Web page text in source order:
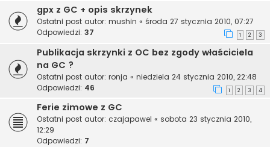
gpx z GC + opis skrzynek
Ostatni post autor: mushin « środa 27 stycznia 2010, 07:27
Odpowiedzi: 37 1 2 3
Publikacja skrzynki z OC bez zgody właściciela
na GC ?
Ostatni post autor: ronja « niedziela 24 stycznia 2010, 22:48
Odpowiedzi: 46 1 2 3 4
Ferie zimowe z GC
Ostatni post autor: czajapawel « sobota 23 stycznia 2010,
12:29
Odpowiedzi: 7